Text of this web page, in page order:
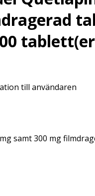
till användaren
samt 300 mg